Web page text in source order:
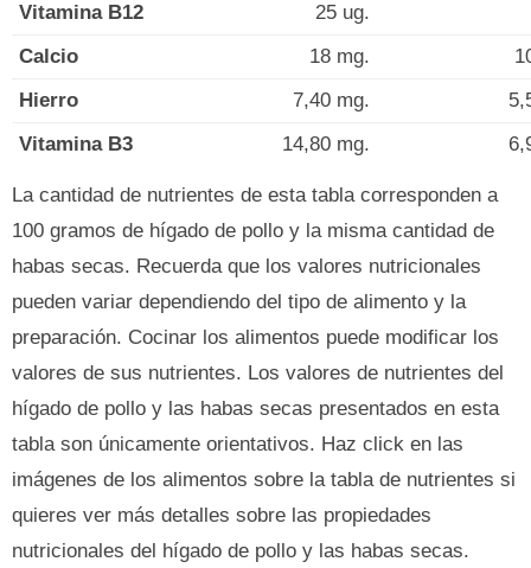
Vitamina B12
25 ug.
Calcio
18 mg.
Hierro
7,40 mg.
Vitamina B3
14,80 mg.
La cantidad de nutrientes de esta tabla corresponden a
100 gramos de hígado de pollo y la misma cantidad de
habas secas. Recuerda que los valores nutricionales
pueden variar dependiendo del tipo de alimento y la
preparación. Cocinar los alimentos puede modificar los
valores de sus nutrientes. Los valores de nutrientes del
hígado de pollo y las habas secas presentados en esta
tabla son únicamente orientativos. Haz click en las
imágenes de los alimentos sobre la tabla de nutrientes si
quieres ver más detalles sobre las propiedades
nutricionales del hígado de pollo y las habas secas.